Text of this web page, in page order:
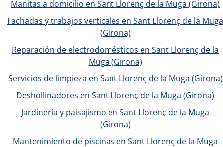
Manitas a domicilio en Sant Llorenç de la Muga (Girona)
Fachadas y trabajos verticales en Sant Llorenç de la Muga
(Girona)
Reparación de electrodomésticos en Sant Llorenç de la
Muga (Girona)
Servicios de limpieza en Sant Llorenç de la Muga (Girona)
Deshollinadores en Sant Llorenç de la Muga (Girona)
Jardinería y paisajismo en Sant Llorenç de la Muga
(Girona)
Mantenimiento de piscinas en Sant Llorenç de la Muga